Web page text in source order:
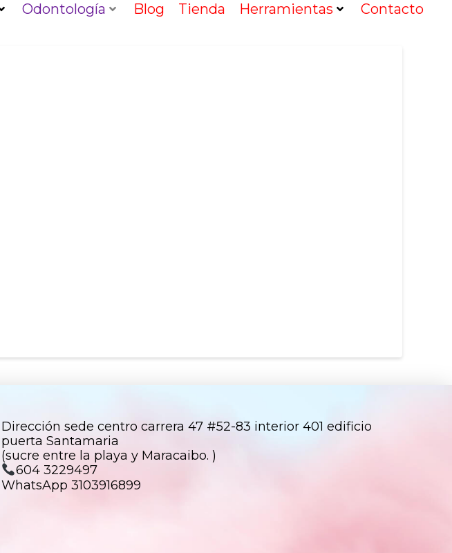
Odontología Blog Tienda Herramientas Contacto
Dirección sede centro carrera 47 #52-83 interior 401 edificio
puerta Santamaria
(sucre entre la playa y Maracaibo. )
604 3229497
WhatsApp 3103916899